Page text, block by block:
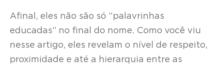
Afinal, eles não são só “palavrinhas
educadas” no final do nome. Como você viu
nesse artigo, eles revelam o nível de respeito,
proximidade e até a hierarquia entre as